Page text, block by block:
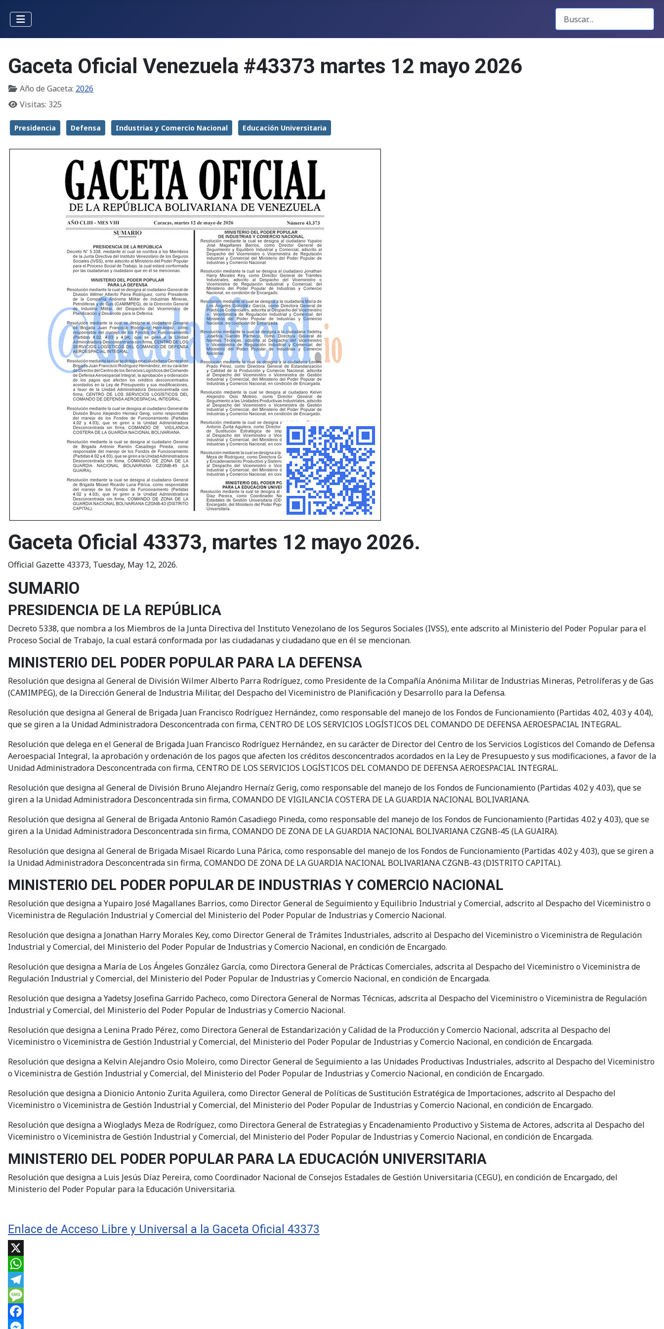
Buscar Gacetas
Gaceta Oficial Venezuela #43373 martes 12 mayo 2026
Año de Gaceta: 2026
Visitas: 325
Presidencia Defensa Industrias y Comercio Nacional Educación Universitaria
Gaceta Oficial 43373, martes 12 mayo 2026.
Official Gazette 43373, Tuesday, May 12, 2026.
SUMARIO
PRESIDENCIA DE LA REPÚBLICA
Decreto 5338, que nombra a los Miembros de la Junta Directiva del Instituto Venezolano de los Seguros Sociales (IVSS), ente adscrito al Ministerio del Poder Popular para el
Proceso Social de Trabajo, la cual estará conformada por las ciudadanas y ciudadano que en él se mencionan.
MINISTERIO DEL PODER POPULAR PARA LA DEFENSA
Resolución que designa al General de División Wilmer Alberto Parra Rodríguez, como Presidente de la Compañía Anónima Militar de Industrias Mineras, Petrolíferas y de Gas
(CAMIMPEG), de la Dirección General de Industria Militar, del Despacho del Viceministro de Planificación y Desarrollo para la Defensa.
Resolución que designa al General de Brigada Juan Francisco Rodríguez Hernández, como responsable del manejo de los Fondos de Funcionamiento (Partidas 4.02, 4.03 y 4.04),
que se giren a la Unidad Administradora Desconcentrada con firma, CENTRO DE LOS SERVICIOS LOGÍSTICOS DEL COMANDO DE DEFENSA AEROESPACIAL INTEGRAL.
Resolución que delega en el General de Brigada Juan Francisco Rodríguez Hernández, en su carácter de Director del Centro de los Servicios Logísticos del Comando de Defensa
Aeroespacial Integral, la aprobación y ordenación de los pagos que afecten los créditos desconcentrados acordados en la Ley de Presupuesto y sus modificaciones, a favor de la
Unidad Administradora Desconcentrada con firma, CENTRO DE LOS SERVICIOS LOGÍSTICOS DEL COMANDO DE DEFENSA AEROESPACIAL INTEGRAL.
Resolución que designa al General de División Bruno Alejandro Hernaíz Gerig, como responsable del manejo de los Fondos de Funcionamiento (Partidas 4.02 y 4.03), que se
giren a la Unidad Administradora Desconcentrada sin firma, COMANDO DE VIGILANCIA COSTERA DE LA GUARDIA NACIONAL BOLIVARIANA.
Resolución que designa al General de Brigada Antonio Ramón Casadiego Pineda, como responsable del manejo de los Fondos de Funcionamiento (Partidas 4.02 y 4.03), que se
giren a la Unidad Administradora Desconcentrada sin firma, COMANDO DE ZONA DE LA GUARDIA NACIONAL BOLIVARIANA CZGNB-45 (LA GUAIRA).
Resolución que designa al General de Brigada Misael Ricardo Luna Párica, como responsable del manejo de los Fondos de Funcionamiento (Partidas 4.02 y 4.03), que se giren a
la Unidad Administradora Desconcentrada sin firma, COMANDO DE ZONA DE LA GUARDIA NACIONAL BOLIVARIANA CZGNB-43 (DISTRITO CAPITAL).
MINISTERIO DEL PODER POPULAR DE INDUSTRIAS Y COMERCIO NACIONAL
Resolución que designa a Yupairo José Magallanes Barrios, como Director General de Seguimiento y Equilibrio Industrial y Comercial, adscrito al Despacho del Viceministro o
Viceministra de Regulación Industrial y Comercial del Ministerio del Poder Popular de Industrias y Comercio Nacional.
Resolución que designa a Jonathan Harry Morales Key, como Director General de Trámites Industriales, adscrito al Despacho del Viceministro o Viceministra de Regulación
Industrial y Comercial, del Ministerio del Poder Popular de Industrias y Comercio Nacional, en condición de Encargado.
Resolución que designa a María de Los Ángeles González García, como Directora General de Prácticas Comerciales, adscrita al Despacho del Viceministro o Viceministra de
Regulación Industrial y Comercial, del Ministerio del Poder Popular de Industrias y Comercio Nacional, en condición de Encargada.
Resolución que designa a Yadetsy Josefina Garrido Pacheco, como Directora General de Normas Técnicas, adscrita al Despacho del Viceministro o Viceministra de Regulación
Industrial y Comercial, del Ministerio del Poder Popular de Industrias y Comercio Nacional.
Resolución que designa a Lenina Prado Pérez, como Directora General de Estandarización y Calidad de la Producción y Comercio Nacional, adscrita al Despacho del
Viceministro o Viceministra de Gestión Industrial y Comercial, del Ministerio del Poder Popular de Industrias y Comercio Nacional, en condición de Encargada.
Resolución que designa a Kelvin Alejandro Osio Moleiro, como Director General de Seguimiento a las Unidades Productivas Industriales, adscrito al Despacho del Viceministro
o Viceministra de Gestión Industrial y Comercial, del Ministerio del Poder Popular de Industrias y Comercio Nacional, en condición de Encargado.
Resolución que designa a Dionicio Antonio Zurita Aguilera, como Director General de Políticas de Sustitución Estratégica de Importaciones, adscrito al Despacho del
Viceministro o Viceministra de Gestión Industrial y Comercial, del Ministerio del Poder Popular de Industrias y Comercio Nacional, en condición de Encargado.
Resolución que designa a Wiogladys Meza de Rodríguez, como Directora General de Estrategias y Encadenamiento Productivo y Sistema de Actores, adscrita al Despacho del
Viceministro o Viceministra de Gestión Industrial y Comercial, del Ministerio del Poder Popular de Industrias y Comercio Nacional, en condición de Encargada.
MINISTERIO DEL PODER POPULAR PARA LA EDUCACIÓN UNIVERSITARIA
Resolución que designa a Luis Jesús Díaz Pereira, como Coordinador Nacional de Consejos Estadales de Gestión Universitaria (CEGU), en condición de Encargado, del
Ministerio del Poder Popular para la Educación Universitaria.
Enlace de Acceso Libre y Universal a la Gaceta Oficial 43373
X
WhatsApp
Telegram
Message